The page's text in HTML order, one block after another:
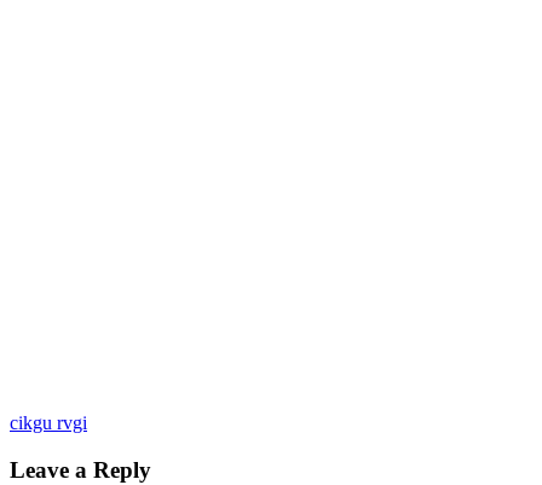
Post
navigation
cikgu rvgi
Leave a Reply